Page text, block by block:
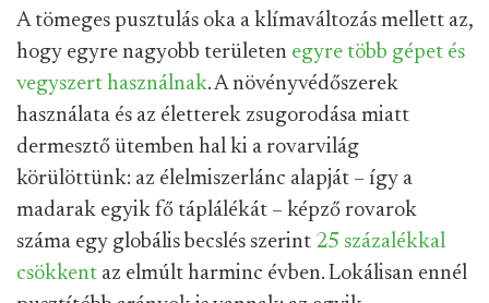
A tömeges pusztulás oka a klímaváltozás mellett az,
hogy egyre nagyobb területen egyre több gépet és
vegyszert használnak. A növényvédőszerek
használata és az életterek zsugorodása miatt
dermesztő ütemben hal ki a rovarvilág
körülöttünk: az élelmiszerlánc alapját – így a
madarak egyik fő táplálékát – képző rovarok
száma egy globális becslés szerint 25 százalékkal
csökkent az elmúlt harminc évben. Lokálisan ennél